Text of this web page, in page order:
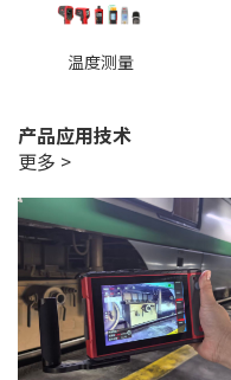
温度测量
产品应用技术
更多 >